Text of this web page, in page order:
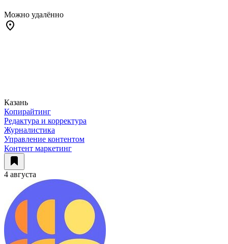
Можно удалённо
Казань
Копирайтинг
Редактура и корректура
Журналистика
Управление контентом
Контент маркетинг
4 августа